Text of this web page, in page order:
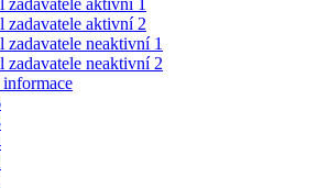
zadavatele aktivní 1
zadavatele aktivní 2
zadavatele neaktivní 1
zadavatele neaktivní 2